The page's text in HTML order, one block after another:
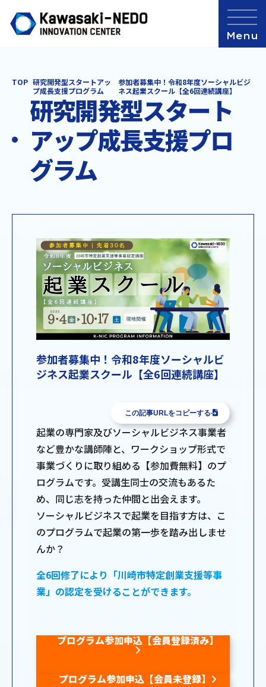
TOP 研究開発型スタートアッ
プ成長支援プログラム
参加者募集中！令和8年度ソーシャルビジ
ネス起業スクール【全6回連続講座】
研究開発型スタート
アップ成長支援プロ
グラム
参加者募集中！令和8年度ソーシャルビ
ジネス起業スクール【全6回連続講座】
この記事URLをコピーする
起業の専門家及びソーシャルビジネス事業者
など豊かな講師陣と、ワークショップ形式で
事業づくりに取り組める【参加費無料】のプ
ログラムです。受講生同士の交流もあるた
め、同じ志を持った仲間と出会えます。
ソーシャルビジネスで起業を目指す方は、こ
のプログラムで起業の第一歩を踏み出しませ
んか？
全6回修了により「川崎市特定創業支援等事
業」の認定を受けることができます。
プログラム参加申込【会員登録済み】
プログラム参加申込【会員未登録】